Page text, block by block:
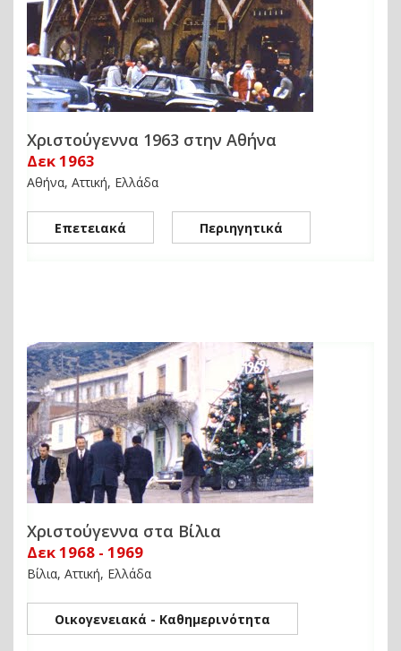
Χριστούγεννα 1963 στην Αθήνα
Δεκ 1963
Αθήνα, Αττική, Ελλάδα
Επετειακά Περιηγητικά
Χριστούγεννα στα Βίλια
Δεκ 1968 - 1969
Βίλια, Αττική, Ελλάδα
Οικογενειακά - Καθημερινότητα